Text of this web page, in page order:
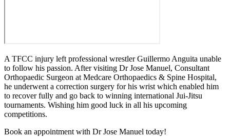
A TFCC injury left professional wrestler Guillermo Anguita unable
to follow his passion. After visiting Dr Jose Manuel, Consultant
Orthopaedic Surgeon at Medcare Orthopaedics & Spine Hospital,
he underwent a correction surgery for his wrist which enabled him
to recover fully and go back to winning international Jui-Jitsu
tournaments. Wishing him good luck in all his upcoming
competitions.
Book an appointment with Dr Jose Manuel today!